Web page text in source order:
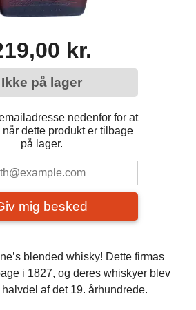
kr.
Ikke på lager
nedenfor for at
dette produkt er tilbage
på lager.
mig besked
blended whisky! Dette firmas
i 1827, og deres whiskyer blev
af det 19. århundrede.